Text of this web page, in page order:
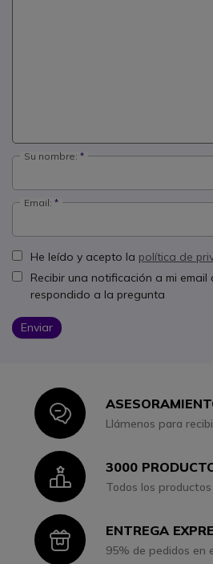
Su nombre:
Email:
He leído y acepto la política de
Recibir una notificación a mi
respondido a la pregunta
Enviar
IconLlámenos para
Icon3000
Todos los
IconENTREGA
95% de pedidos en